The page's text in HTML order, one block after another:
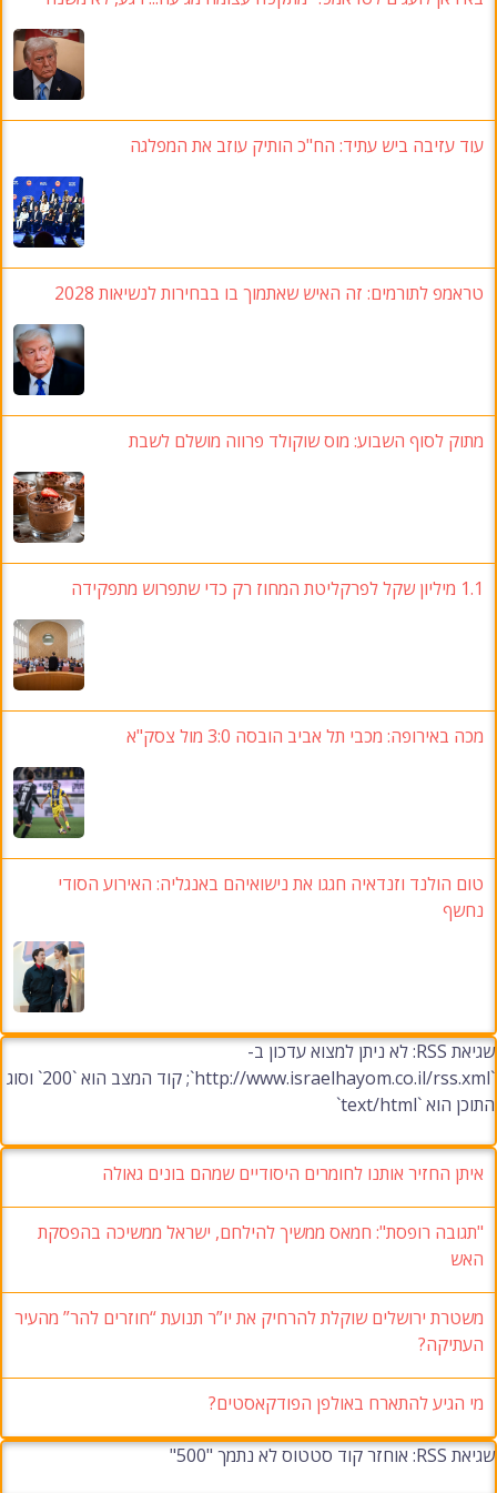
עוד עזיבה ביש עתיד: הח"כ הותיק עוזב את המפלגה
טראמפ לתורמים: זה האיש שאתמוך בו בבחירות לנשיאות
מתוק לסוף השבוע: מוס שוקולד פרווה מושלם לשבת
1.1 מיליון שקל לפרקליטת המחוז רק כדי שתפרוש מתפקידה
מכה באירופה: מכבי תל אביב הובסה 3:0 מול צסק"א
טום הולנד וזנדאיה חגגו את נישואיהם באנגליה: האירוע הסודי
נחשף
שגיאת RSS: לא ניתן למצוא עדכון ב-
`http://www.israelhayom.co.il/rss.xml`; קוד המצב הוא `200` וסוג
התוכן הוא `text/html`
איתן החזיר אותנו לחומרים היסודיים שמהם בונים גאולה
"תגובה רופסת": חמאס ממשיך להילחם, ישראל ממשיכה בהפסקת
האש
משטרת ירושלים שוקלת להרחיק את יו”ר תנועת “חוזרים להר” מהעיר
העתיקה?
מי הגיע להתארח באולפן הפודקאסטים?
שגיאת RSS: אוחזר קוד סטטוס לא נתמך "500"